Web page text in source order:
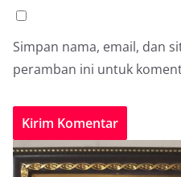
Simpan nama, email, dan
peramban ini untuk